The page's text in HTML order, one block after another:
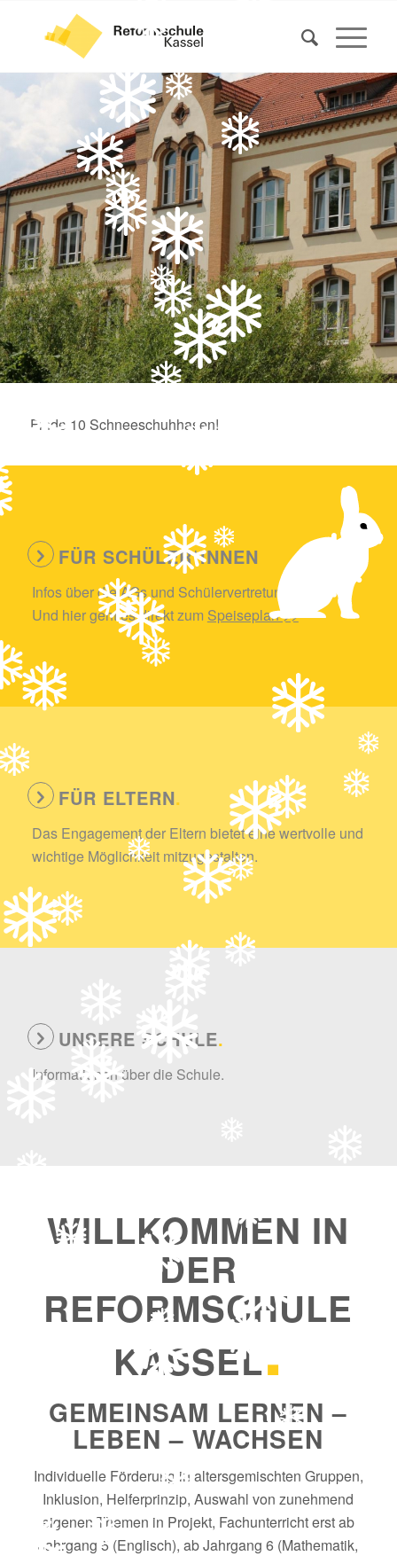
Finde 10 Schneeschuhhasen!
FÜR SCHÜLER*INNEN
Infos über die AGs und Schülervertretung.
Und hier geht es direkt zum Speiseplan >>
FÜR ELTERN.
Das Engagement der Eltern bietet eine wertvolle und
wichtige Möglichkeit mitzugestalten.
UNSERE SCHULE.
Informationen über die Schule.
WILLKOMMEN IN
DER
REFORMSCHULE
KASSEL.
GEMEINSAM LERNEN –
LEBEN – WACHSEN
Individuelle Förderung in altersgemischten Gruppen,
Inklusion, Helferprinzip, Auswahl von zunehmend
eigenen Themen in Projekt, Fachunterricht erst ab
Jahrgang 5 (Englisch), ab Jahrgang 6 (Mathematik,